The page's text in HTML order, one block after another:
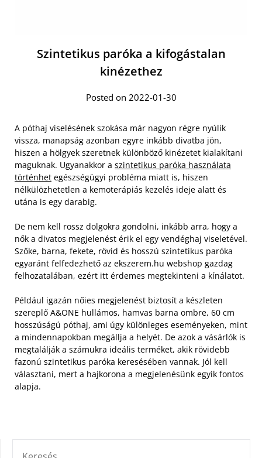
Szintetikus paróka a kifogástalan
kinézethez
Posted on 2022-01-30
A póthaj viselésének szokása már nagyon régre nyúlik
vissza, manapság azonban egyre inkább divatba jön,
hiszen a hölgyek szeretnek különböző kinézetet kialakítani
maguknak. Ugyanakkor a szintetikus paróka használata
történhet egészségügyi probléma miatt is, hiszen
nélkülözhetetlen a kemoterápiás kezelés ideje alatt és
utána is egy darabig.
De nem kell rossz dolgokra gondolni, inkább arra, hogy a
nők a divatos megjelenést érik el egy vendéghaj viseletével.
Szőke, barna, fekete, rövid és hosszú szintetikus paróka
egyaránt felfedezhető az ekszerem.hu webshop gazdag
felhozatalában, ezért itt érdemes megtekinteni a kínálatot.
Például igazán nőies megjelenést biztosít a készleten
szereplő A&ONE hullámos, hamvas barna ombre, 60 cm
hosszúságú póthaj, ami úgy különleges eseményeken, mint
a mindennapokban megállja a helyét. De azok a vásárlók is
megtalálják a számukra ideális terméket, akik rövidebb
fazonú szintetikus paróka keresésében vannak. Jól kell
választani, mert a hajkorona a megjelenésünk egyik fontos
alapja.